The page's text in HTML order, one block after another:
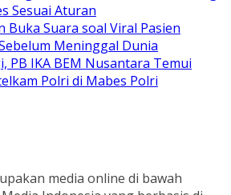
Sesuai Aturan
Buka Suara soal Viral Pasien
Meninggal Dunia
PB IKA BEM Nusantara Temui
Polri di Mabes Polri
media online di bawah